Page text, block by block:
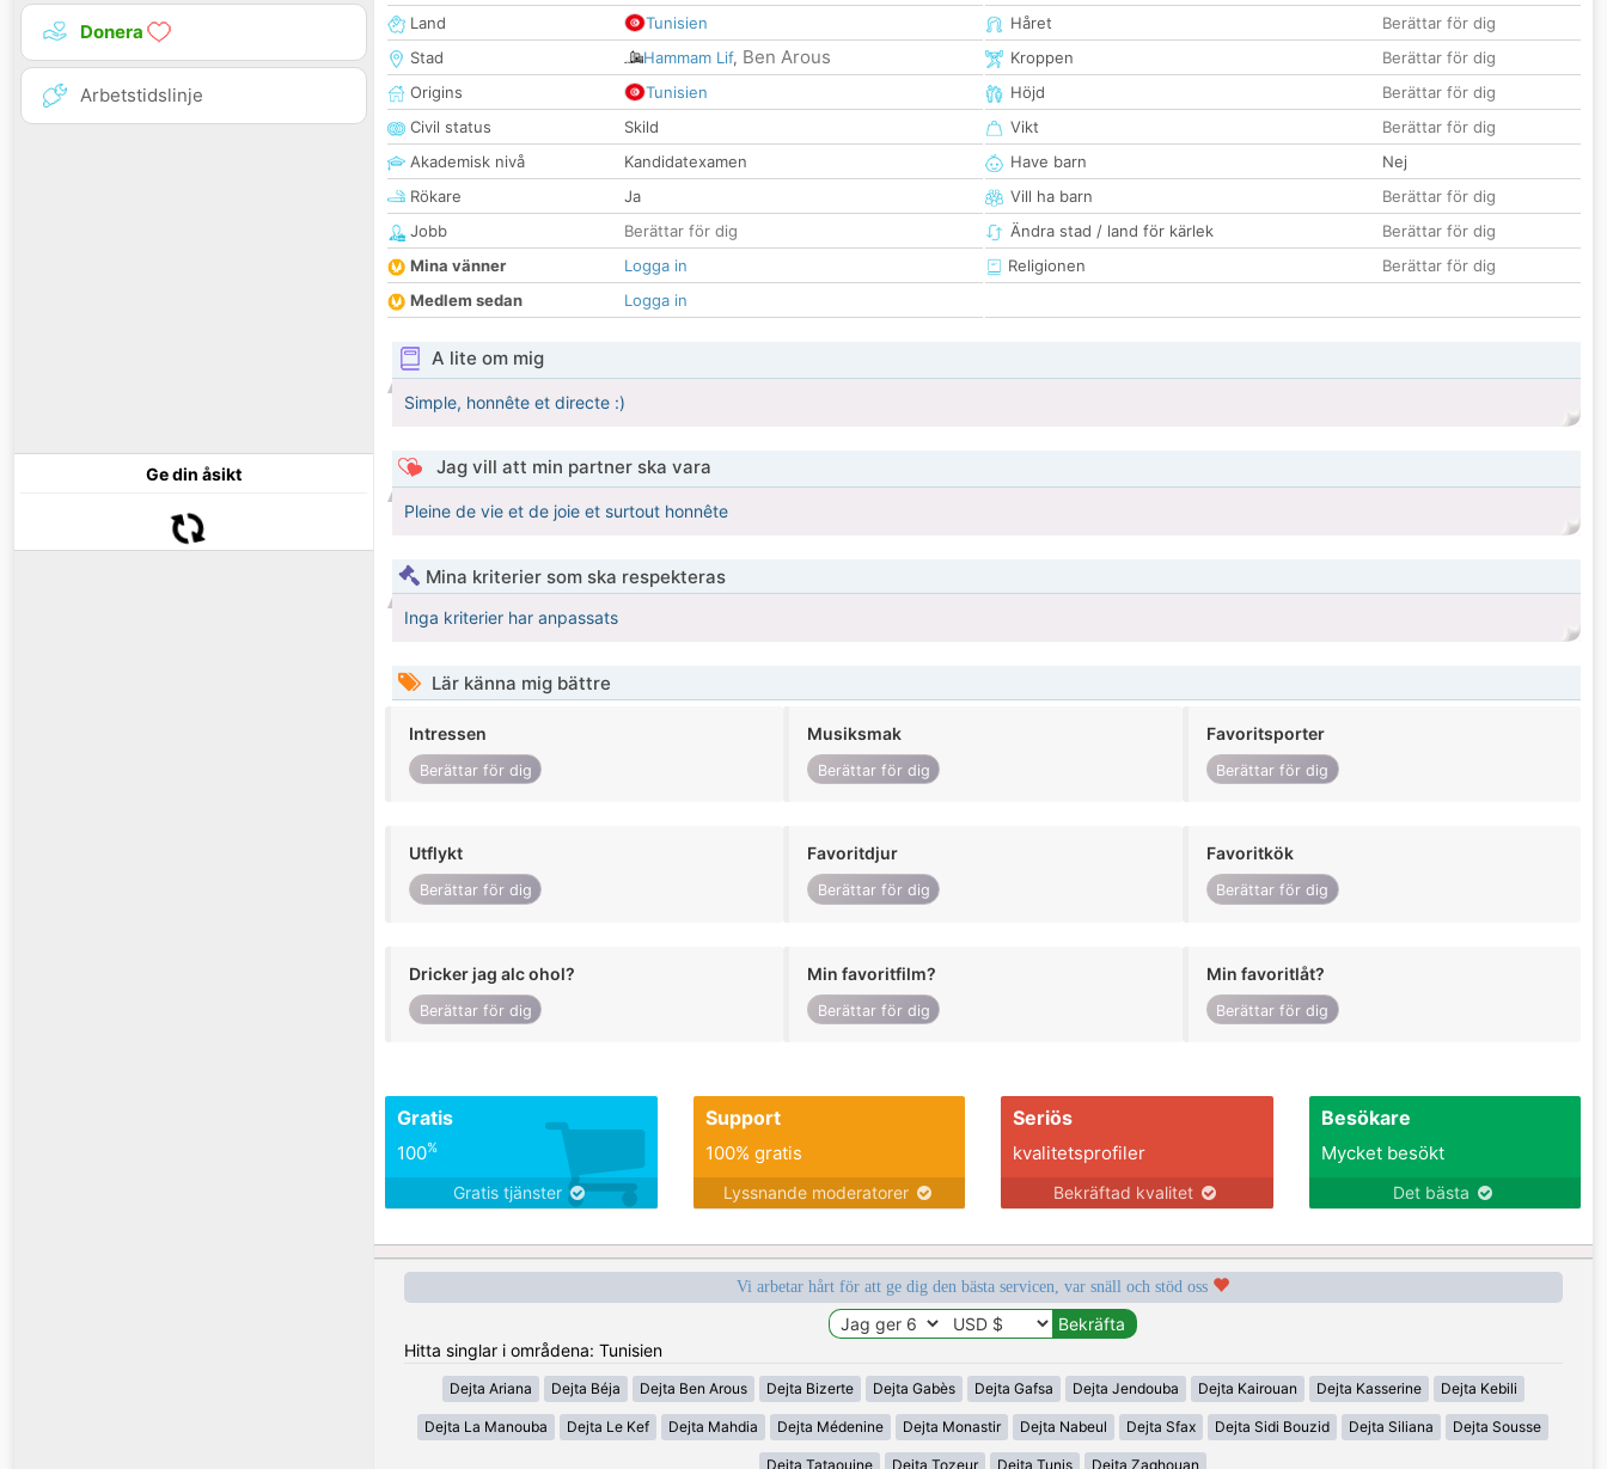
Donera
Arbetstidslinje
Ge din åsikt
Land
Tunisien
Stad
Hammam Lif, Ben Arous
Origins
Tunisien
Civil status
Skild
Akademisk nivå
Kandidatexamen
Rökare
Ja
Jobb
Berättar för dig
Mina vänner
Logga in
Medlem sedan
Logga in
Håret
Berättar för dig
Kroppen
Berättar för dig
Höjd
Berättar för dig
Vikt
Berättar för dig
Have barn
Nej
Vill ha barn
Berättar för dig
Ändra stad / land för kärlek
Berättar för dig
Religionen
Berättar för dig
A lite om mig
Simple, honnête et directe :)
Jag vill att min partner ska vara
Pleine de vie et de joie et surtout honnête
Mina kriterier som ska respekteras
Inga kriterier har anpassats
Lär känna mig bättre
Intressen
Berättar för dig
Musiksmak
Berättar för dig
Favoritsporter
Berättar för dig
Utflykt
Berättar för dig
Favoritdjur
Berättar för dig
Favoritkök
Berättar för dig
Dricker jag alc ohol?
Berättar för dig
Min favoritfilm?
Berättar för dig
Min favoritlåt?
Berättar för dig
Gratis
100%
Gratis tjänster
Support
100% gratis
Lyssnande moderatorer
Seriös
kvalitetsprofiler
Bekräftad kvalitet
Besökare
Mycket besökt
Det bästa
Vi arbetar hårt för att ge dig den bästa servicen, var snäll och stöd oss
Hitta singlar i områdena: Tunisien
Dejta Ariana Dejta Béja Dejta Ben Arous Dejta Bizerte Dejta Gabès Dejta Gafsa Dejta Jendouba Dejta Kairouan Dejta Kasserine Dejta Kebili
Dejta La Manouba Dejta Le Kef Dejta Mahdia Dejta Médenine Dejta Monastir Dejta Nabeul Dejta Sfax Dejta Sidi Bouzid Dejta Siliana Dejta Sousse
Dejta Tataouine Dejta Tozeur Dejta Tunis Dejta Zaghouan